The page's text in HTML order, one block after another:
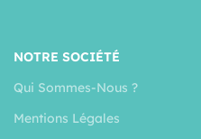
NOTRE SOCIÉTÉ
Qui Sommes-Nous ?
Mentions Légales